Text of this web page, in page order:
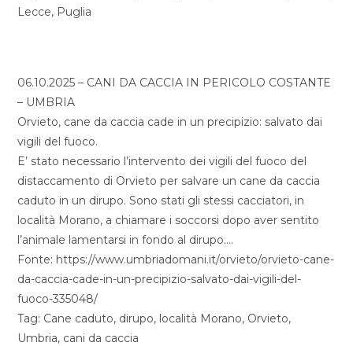
Lecce, Puglia
06.10.2025 – CANI DA CACCIA IN PERICOLO COSTANTE
– UMBRIA
Orvieto, cane da caccia cade in un precipizio: salvato dai
vigili del fuoco.
E’ stato necessario l’intervento dei vigili del fuoco del
distaccamento di Orvieto per salvare un cane da caccia
caduto in un dirupo. Sono stati gli stessi cacciatori, in
località Morano, a chiamare i soccorsi dopo aver sentito
l’animale lamentarsi in fondo al dirupo….
Fonte: https://www.umbriadomani.it/orvieto/orvieto-cane-
da-caccia-cade-in-un-precipizio-salvato-dai-vigili-del-
fuoco-335048/
Tag: Cane caduto, dirupo, località Morano, Orvieto,
Umbria, cani da caccia